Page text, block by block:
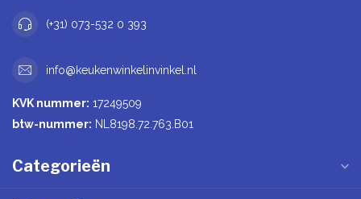
(+31) 073-532 0 393
info@keukenwinkelinvinkel.nl
KVK nummer: 17249509
btw-nummer: NL8198.72.763.B01
Categorieën